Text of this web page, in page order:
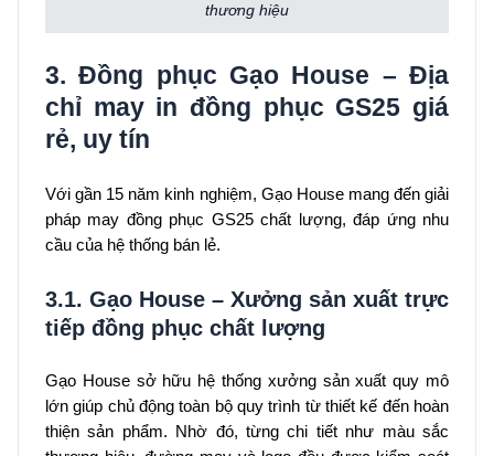
thương hiệu
3. Đồng phục Gạo House – Địa
chỉ may in đồng phục GS25 giá
rẻ, uy tín
Với gần 15 năm kinh nghiệm, Gạo House mang đến giải
pháp may đồng phục GS25 chất lượng, đáp ứng nhu
cầu của hệ thống bán lẻ.
3.1. Gạo House – Xưởng sản xuất trực
tiếp đồng phục chất lượng
Gạo House sở hữu hệ thống xưởng sản xuất quy mô
lớn giúp chủ động toàn bộ quy trình từ thiết kế đến hoàn
thiện sản phẩm. Nhờ đó, từng chi tiết như màu sắc